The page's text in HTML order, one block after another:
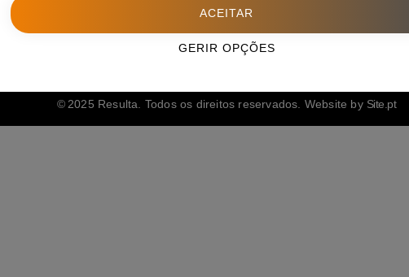
© 2025 Resulta. Todos os direitos reservados. Website by Site.pt
ACEITAR
GERIR OPÇÕES